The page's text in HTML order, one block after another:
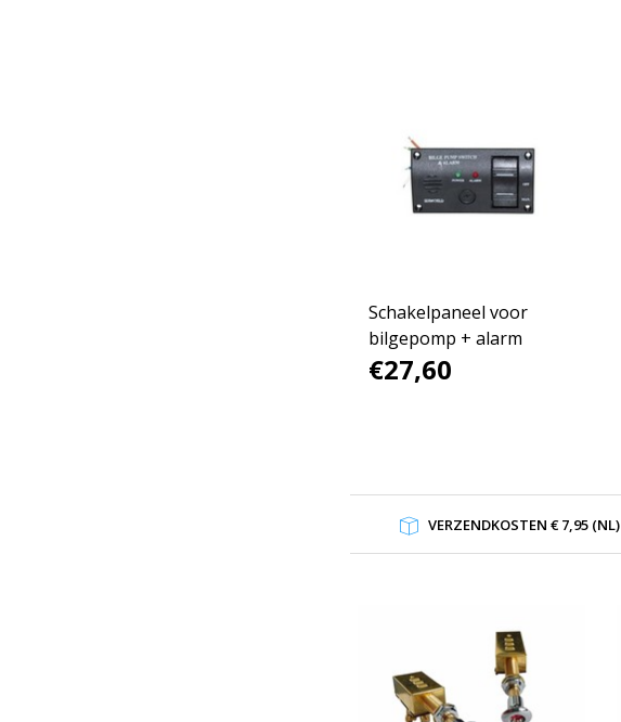
Schakelpaneel voor
bilgepomp + alarm
€27,60
VERZENDKOSTEN € 7,95 (NL)